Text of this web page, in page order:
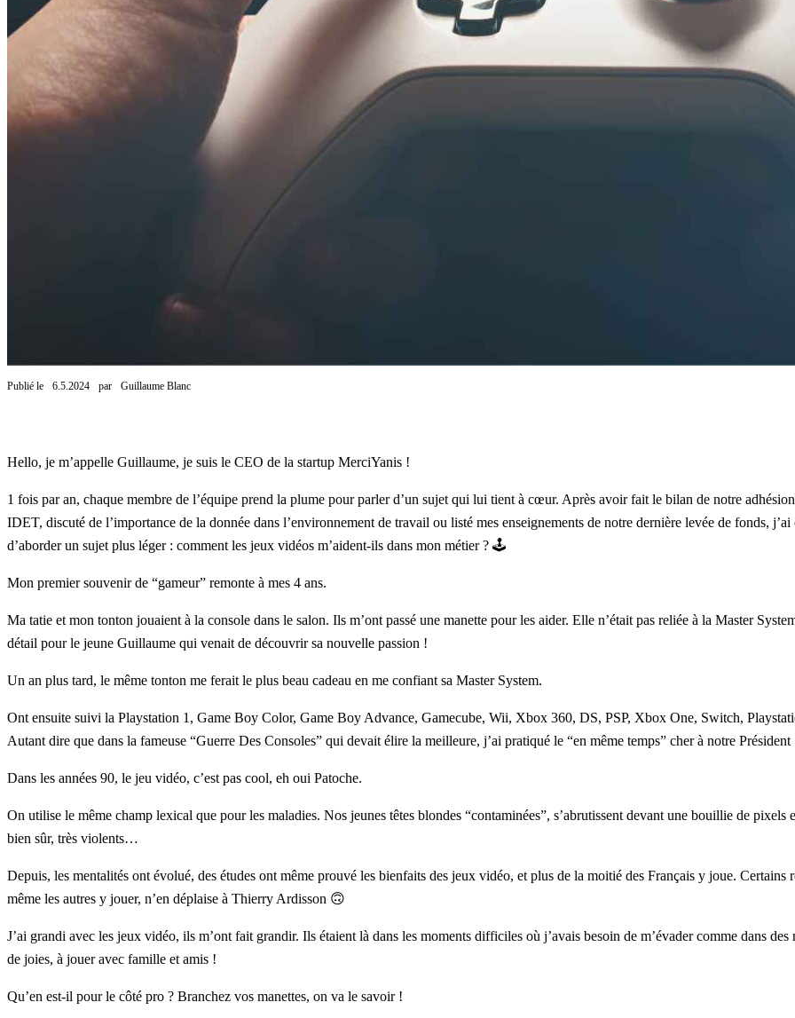
Publié le 6.5.2024 par Guillaume Blanc
Hello, je m’appelle Guillaume, je suis le CEO de la startup MerciYanis !
1 fois par an, chaque membre de l’équipe prend la plume pour parler d’un sujet qui lui tient à cœur. Après avoir fait le bilan de notre
IDET, discuté de l’importance de la donnée dans l’environnement de travail ou listé mes enseignements de notre dernière levée de fonds,
d’aborder un sujet plus léger : comment les jeux vidéos m’aident-ils dans mon métier ? 🕹️
Mon premier souvenir de “gameur” remonte à mes 4 ans.
Ma tatie et mon tonton jouaient à la console dans le salon. Ils m’ont passé une manette pour les aider. Elle n’était pas reliée à la Master
détail pour le jeune Guillaume qui venait de découvrir sa nouvelle passion !
Un an plus tard, le même tonton me ferait le plus beau cadeau en me confiant sa Master System.
Ont ensuite suivi la Playstation 1, Game Boy Color, Game Boy Advance, Gamecube, Wii, Xbox 360, DS, PSP, Xbox One, Switch,
Autant dire que dans la fameuse “Guerre Des Consoles” qui devait élire la meilleure, j’ai pratiqué le “en même temps” cher à notre Président
Dans les années 90, le jeu vidéo, c’est pas cool, eh oui Patoche.
On utilise le même champ lexical que pour les maladies. Nos jeunes têtes blondes “contaminées”, s’abrutissent devant une bouillie de pixels
bien sûr, très violents…
Depuis, les mentalités ont évolué, des études ont même prouvé les bienfaits des jeux vidéo, et plus de la moitié des Français y joue. Certains
même les autres y jouer, n’en déplaise à Thierry Ardisson 🙃
J’ai grandi avec les jeux vidéo, ils m’ont fait grandir. Ils étaient là dans les moments difficiles où j’avais besoin de m’évader comme dans des
de joies, à jouer avec famille et amis !
Qu’en est-il pour le côté pro ? Branchez vos manettes, on va le savoir !